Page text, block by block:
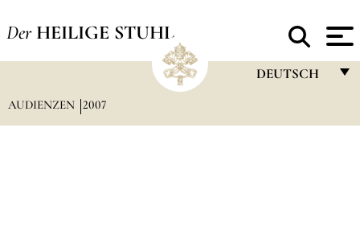
Der HEILIGE STUHL
DEUTSCH
AUDIENZEN 2007